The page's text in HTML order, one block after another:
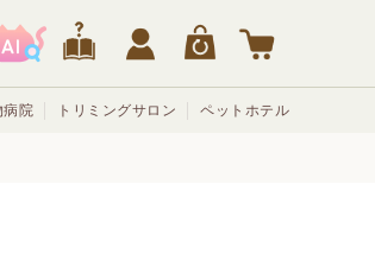
病院 トリミングサロン ペットホテル